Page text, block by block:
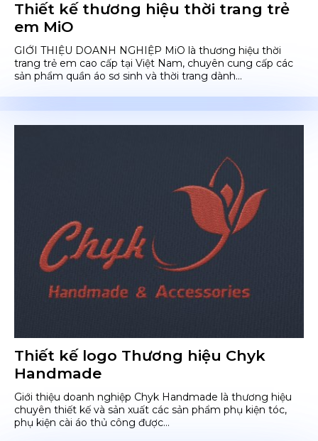
Thiết kế thương hiệu thời trang trẻ
em MiO
GIỚI THIỆU DOANH NGHIỆP MiO là thương hiệu thời
trang trẻ em cao cấp tại Việt Nam, chuyên cung cấp các
sản phẩm quần áo sơ sinh và thời trang dành...
Thiết kế logo Thương hiệu Chyk
Handmade
Giới thiệu doanh nghiệp Chyk Handmade là thương hiệu
chuyên thiết kế và sản xuất các sản phẩm phụ kiện tóc,
phụ kiện cài áo thủ công được...